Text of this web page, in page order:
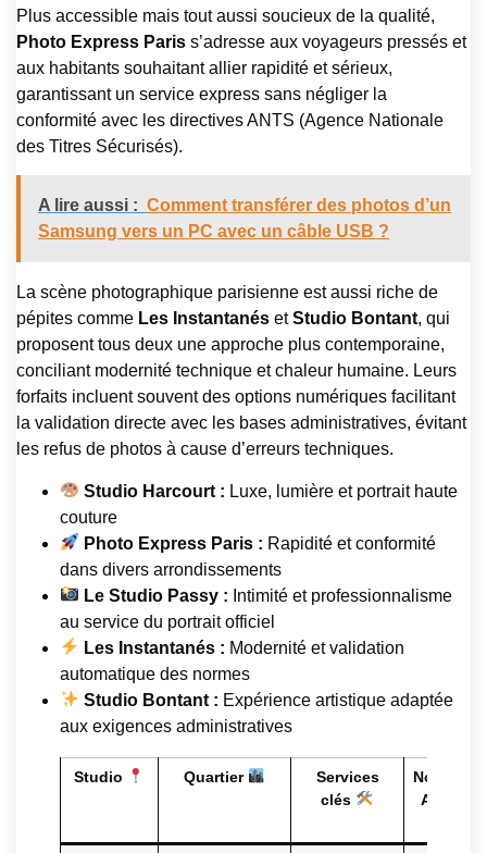
Plus accessible mais tout aussi soucieux de la qualité,
Photo Express Paris s’adresse aux voyageurs pressés et
aux habitants souhaitant allier rapidité et sérieux,
garantissant un service express sans négliger la
conformité avec les directives ANTS (Agence Nationale
des Titres Sécurisés).
A lire aussi : Comment transférer des photos d’un
Samsung vers un PC avec un câble USB ?
La scène photographique parisienne est aussi riche de
pépites comme Les Instantanés etStudio Bontant, qui
proposent tous deux une approche plus contemporaine,
conciliant modernité technique et chaleur humaine. Leurs
forfaits incluent souvent des options numériques facilitant
la validation directe avec les bases administratives, évitant
les refus de photos à cause d’erreurs techniques.
Studio Harcourt : Luxe, lumière et portrait haute
couture
Photo Express Paris : Rapidité et conformité
dans divers arrondissements
Le Studio Passy : Intimité et professionnalisme
au service du portrait officiel
Les Instantanés : Modernité et validation
automatique des normes
Studio Bontant : Expérience artistique adaptée
aux exigences administratives
Studio Quartier
Services
clés
Normes
ANTS